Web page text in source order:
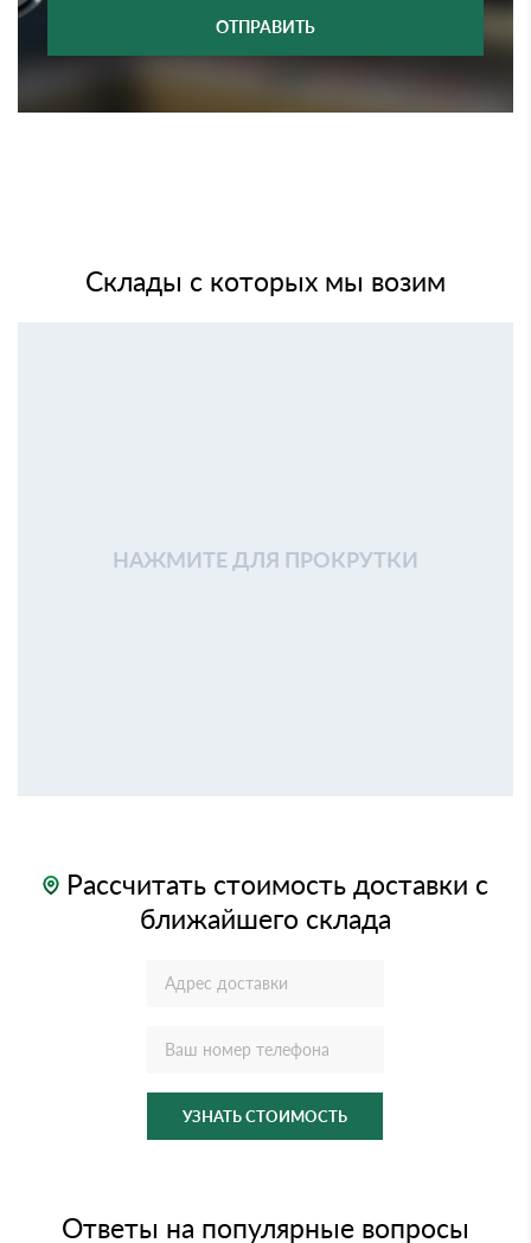
ОТПРАВИТЬ
Склады с которых мы возим
НАЖМИТЕ ДЛЯ ПРОКРУТКИ
Рассчитать стоимость доставки с
ближайшего склада
УЗНАТЬ СТОИМОСТЬ
Ответы на популярные вопросы